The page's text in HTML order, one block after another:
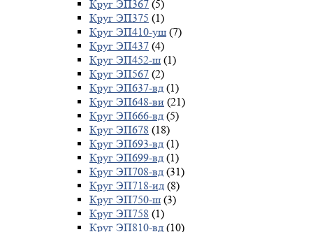
Круг ЭП367 (5)
Круг ЭП375 (1)
Круг ЭП410-уш (7)
Круг ЭП437 (4)
Круг ЭП452-ш (1)
Круг ЭП567 (2)
Круг ЭП637-вд (1)
Круг ЭП648-ви (21)
Круг ЭП666-вд (5)
Круг ЭП678 (18)
Круг ЭП693-вд (1)
Круг ЭП699-вд (1)
Круг ЭП708-вд (31)
Круг ЭП718-ид (8)
Круг ЭП750-ш (3)
Круг ЭП758 (1)
Круг ЭП810-вд (10)